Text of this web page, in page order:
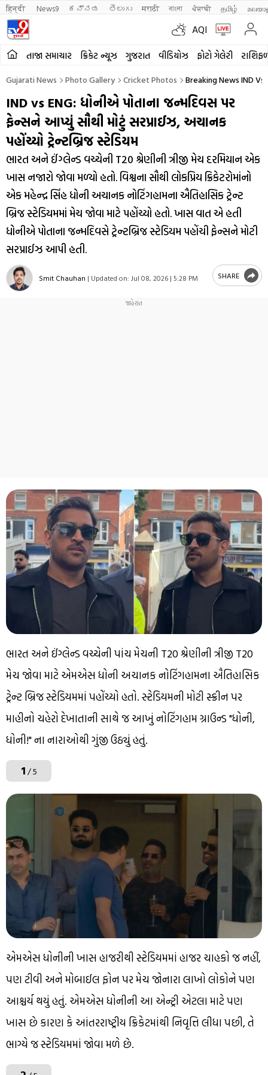
हिन्दी News9 ಕನ್ನಡ తెలుగు मराठी বাংলা ਪੰਜਾਬੀ தமிழ்
AQI
તાજા સમાચાર ક્રિકેટ ન્યૂઝ ગુજરાત વીડિયોઝ ફોટો ગેલેરી
Gujarati News Photo Gallery Cricket Photos Breaking News IND
IND vs ENG: ધોનીએ પોતાના જન્મદિવસ પર
ફેન્સને આપ્યું સૌથી મોટું સરપ્રાઈઝ, અચાનક
પહોંચ્યો ટ્રેન્ટબ્રિજ સ્ટેડિયમ
ભારત અને ઈંગ્લેન્ડ વચ્ચેની T20 શ્રેણીની ત્રીજી મેચ દરમિયાન એક
ખાસ નજારો જોવા મળ્યો હતો. વિશ્વના સૌથી લોકપ્રિય ક્રિકેટરોમાંનો
એક મહેન્દ્ર સિંહ ધોની અચાનક નોટિંગહામના ઐતિહાસિક ટ્રેન્ટ
બ્રિજ સ્ટેડિયમમાં મેચ જોવા માટે પહોંચ્યો હતો. ખાસ વાત એ હતી
ધોનીએ પોતાના જન્મદિવસે ટ્રેન્ટબ્રિજ સ્ટેડિયમ પહોંચી ફેન્સને મોટી
સરપ્રાઈઝ આપી હતી.
Smit Chauhan | Updated on: Jul 08, 2026 | 5:28 PM SHARE
ભારત અને ઈંગ્લેન્ડ વચ્ચેની પાંચ મેચની T20 શ્રેણીની ત્રીજી T20
મેચ જોવા માટે એમએસ ધોની અચાનક નોટિંગહામના ઐતિહાસિક
ટ્રેન્ટ બ્રિજ સ્ટેડિયમમાં પહોંચ્યો હતો. સ્ટેડિયમની મોટી સ્ક્રીન પર
માહીનો ચહેરો દેખાતાની સાથે જ આખું નોટિંગહામ ગ્રાઉન્ડ "ધોની,
ધોની!" ના નારાઓથી ગુંજી ઉઠ્યું હતું.
1/ 5
એમએસ ધોનીની ખાસ હાજરીથી સ્ટેડિયમમાં હાજર ચાહકો જ નહીં,
પણ ટીવી અને મોબાઈલ ફોન પર મેચ જોનારા લાખો લોકોને પણ
આશ્ચર્ય થયું હતું. એમએસ ધોનીની આ એન્ટ્રી એટલા માટે પણ
ખાસ છે કારણ કે આંતરરાષ્ટ્રીય ક્રિકેટમાંથી નિવૃત્તિ લીધા પછી, તે
ભાગ્યે જ સ્ટેડિયમમાં જોવા મળે છે.